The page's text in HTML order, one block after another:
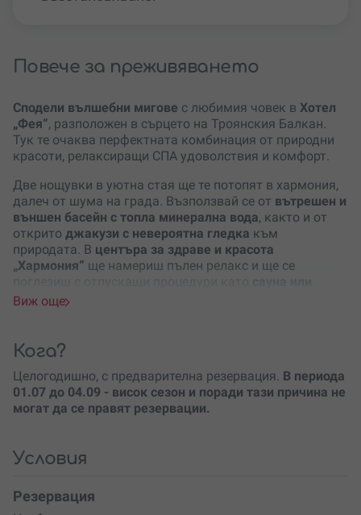
Повече за преживяването
Сподели вълшебни мигове с любимия човек в Хотел
„Фея“, разположен в сърцето на Троянския Балкан.
Тук те очаква перфектната комбинация от природни
красоти, релаксиращи СПА удоволствия и комфорт.
Две нощувки в уютна стая ще те потопят в хармония,
далеч от шума на града. Възползвай се от вътрешен и
външен басейн с топла минерална вода, както и от
открито джакузи с невероятна гледка към
природата. В центъра за здраве и красота
„Хармония“ ще намериш пълен релакс и ще се
парна баня
имаш възможност сам да приготвиш
барбекю
вкусотии и панорамните гледки наоколо. Към
преживяването има комплиментбутилка вино и вода
–перфектният завършекна романтичната вечеря.
пешеходен преход по живописната екопътека „По пътя
на еделвайса“ или да избереш веломаршрут до хижа
възможности за активна почивка и зареждащи
Виж още
Кога?
Целогодишно, с предварителна резервация. В периода
01.07 до 04.09 - висок сезон и поради тази причина не
могат да се правят резервации.
Условия
Резервация